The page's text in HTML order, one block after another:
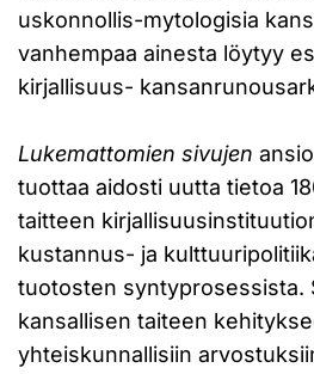
uskonnollis-mytologisia
vanhempaa ainesta löytyy
kirjallisuus-
Lukemattomien sivujen
tuottaa aidosti uutta tietoa
taitteen
kustannus- ja
tuotosten syntyprosessista.
kansallisen taiteen
yhteiskunnallisiin